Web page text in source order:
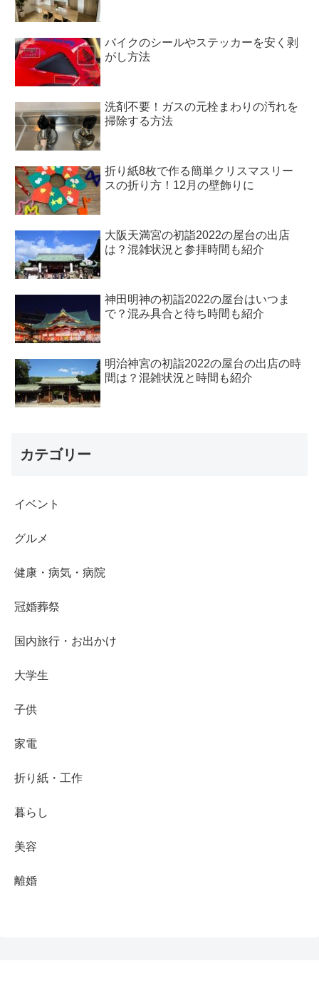
バイクのシールやステッカーを安く剥
がし方法
洗剤不要！ガスの元栓まわりの汚れを
掃除する方法
折り紙8枚で作る簡単クリスマスリー
スの折り方！12月の壁飾りに
大阪天満宮の初詣2022の屋台の出店
は？混雑状況と参拝時間も紹介
神田明神の初詣2022の屋台はいつま
で？混み具合と待ち時間も紹介
明治神宮の初詣2022の屋台の出店の時
間は？混雑状況と時間も紹介
カテゴリー
イベント
グルメ
健康・病気・病院
冠婚葬祭
国内旅行・お出かけ
大学生
子供
家電
折り紙・工作
暮らし
美容
離婚